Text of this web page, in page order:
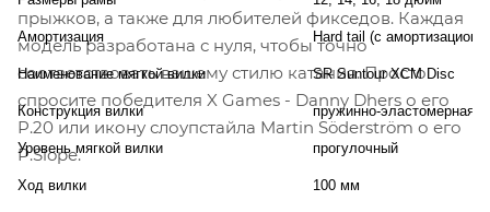
прыжков, а также для любителей фикседов. Каждая
модель разработана с нуля, чтобы точно
соответствовать вашему стилю катания. Просто
спросите победителя X Games - Danny Dhers о его
P.20 или икону слоупстайла Martin Söderström о его
P.Slope.
Амортизация Hard tail (с
Наименование мягкой вилки SR Suntour XCM Disc
Конструкция вилки пружинно-эластомерная
Уровень мягкой вилки прогулочный
Ход вилки 100 мм